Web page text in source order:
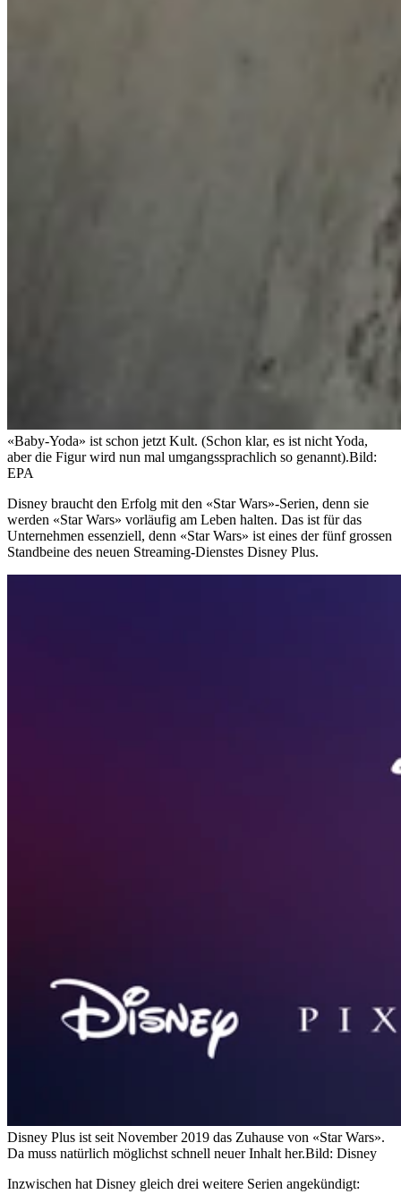
«Baby-Yoda» ist schon jetzt Kult. (Schon klar, es ist nicht Yoda,
aber die Figur wird nun mal umgangssprachlich so genannt).Bild:
EPA
Disney braucht den Erfolg mit den «Star Wars»-Serien, denn sie
werden «Star Wars» vorläufig am Leben halten. Das ist für das
Unternehmen essenziell, denn «Star Wars» ist eines der fünf grossen
Standbeine des neuen Streaming-Dienstes Disney Plus.
Disney Plus ist seit November 2019 das Zuhause von «Star Wars».
Da muss natürlich möglichst schnell neuer Inhalt her.Bild: Disney
Inzwischen hat Disney gleich drei weitere Serien angekündigt: